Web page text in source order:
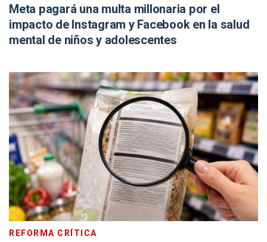
Meta pagará una multa millonaria por el
impacto de Instagram y Facebook en la salud
mental de niños y adolescentes
REFORMA CRÍTICA